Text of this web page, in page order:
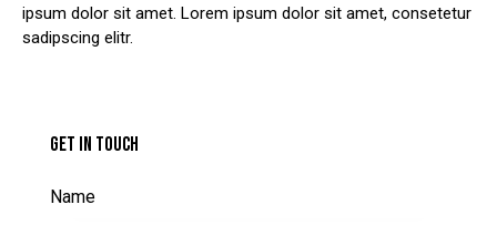
ipsum dolor sit amet. Lorem ipsum dolor sit amet, consetetur
sadipscing elitr.
GET IN TOUCH